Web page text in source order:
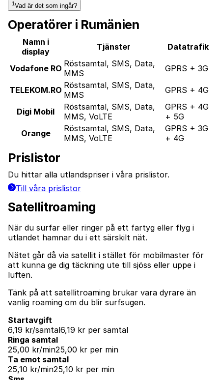
1 Vad är det som ingår?
Operatörer i Rumänien
Namn i
display
Tjänster Datatrafik
Vodafone RO Röstsamtal, SMS, Data,
MMS
GPRS + 3G
TELEKOM.RO Röstsamtal, SMS, Data,
MMS
GPRS + 4G
Digi Mobil
Röstsamtal, SMS, Data,
MMS, VoLTE
GPRS + 4G
+ 5G
Orange
Röstsamtal, SMS, Data,
MMS, VoLTE
GPRS + 3G
+ 4G
Prislistor
Du hittar alla utlandspriser i våra prislistor.
Till våra prislistor
Satellitroaming
När du surfar eller ringer på ett fartyg eller flyg i
utlandet hamnar du i ett särskilt nät.
Nätet går då via satellit i stället för mobilmaster för
att kunna ge dig täckning ute till sjöss eller uppe i
luften.
Tänk på att satellitroaming brukar vara dyrare än
vanlig roaming om du blir surfsugen.
Startavgift
6,19 kr/samtal6,19 kr per samtal
Ringa samtal
25,00 kr/min25,00 kr per min
Ta emot samtal
25,10 kr/min25,10 kr per min